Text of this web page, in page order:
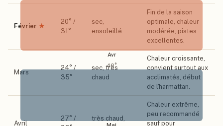
Avr
40°
Février ★
20° /
31 °
sec,
ensoleillé
Fin de la saison
optimale, chaleur
modérée, pistes
excellentes.
Mars
24° /
35°
sec, très
chaud
Chaleur croissante,
convient surtout aux
acclimatés, début
de l'harmattan.
Avril
27° /
très chaud,
Chaleur extrême,
peu recommandé
sauf pour